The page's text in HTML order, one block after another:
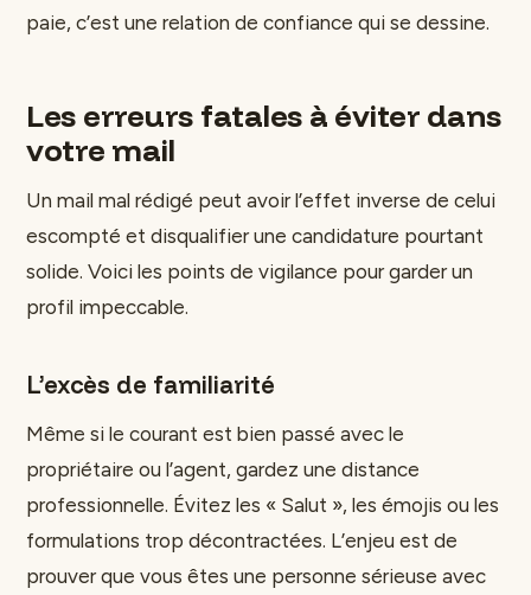
paie, c’est une relation de confiance qui se dessine.
Les erreurs fatales à éviter dans
votre mail
Un mail mal rédigé peut avoir l’effet inverse de celui
escompté et disqualifier une candidature pourtant
solide. Voici les points de vigilance pour garder un
profil impeccable.
L’excès de familiarité
Même si le courant est bien passé avec le
propriétaire ou l’agent, gardez une distance
professionnelle. Évitez les « Salut », les émojis ou les
formulations trop décontractées. L’enjeu est de
prouver que vous êtes une personne sérieuse avec